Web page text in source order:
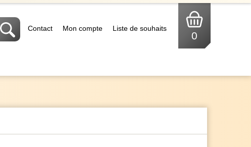
Contact Mon compte Liste de souhaits
0